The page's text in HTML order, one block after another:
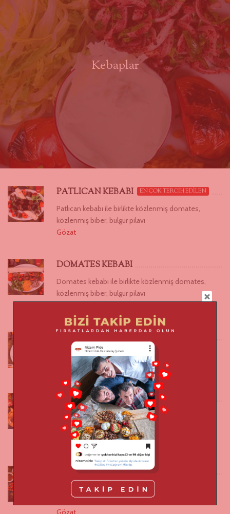
Kebaplar
PATLICAN KEBABI EN ÇOK TERCİH EDİLEN
Patlıcan kebabı ile birlikte közlenmiş domates,
közlenmiş biber, bulgur pilavı
Gözat
DOMATES KEBABI
Domates kebabı ile birlikte közlenmiş domates,
közlenmiş biber, bulgur pilavı
Gözat
ADANA DÜRÜM
Lavaş içinde kebap, salata, domates, soğan
Gözat
ADANA KEBABI
Adana kebabı ile birlikte közlenmiş domates,
közlenmiş biber, bulgur pilavı
Gözat
URFA KEBABI
Urfa kebabı ile birlikte közlenmiş domates,
közlenmiş biber, bulgur pilavı
Gözat